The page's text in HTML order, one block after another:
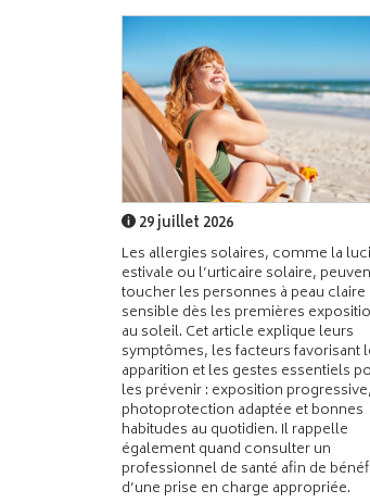
29 juillet 2026
Les allergies solaires, comme la
estivale ou l’urticaire solaire,
toucher les personnes à peau claire
sensible dès les premières
au soleil. Cet article explique leurs
symptômes, les facteurs favorisant
apparition et les gestes essentiels
les prévenir : exposition progressive,
photoprotection adaptée et bonnes
habitudes au quotidien. Il rappelle
également quand consulter un
professionnel de santé afin de
d’une prise en charge appropriée.